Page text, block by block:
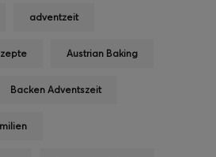
adventzeit
Austrian Baking
Backen Adventszeit